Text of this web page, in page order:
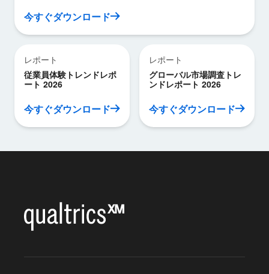
今すぐダウンロード
レポート
従業員体験トレンドレポ
ート 2026
今すぐダウンロード
レポート
グローバル市場調査トレ
ンドレポート 2026
今すぐダウンロード